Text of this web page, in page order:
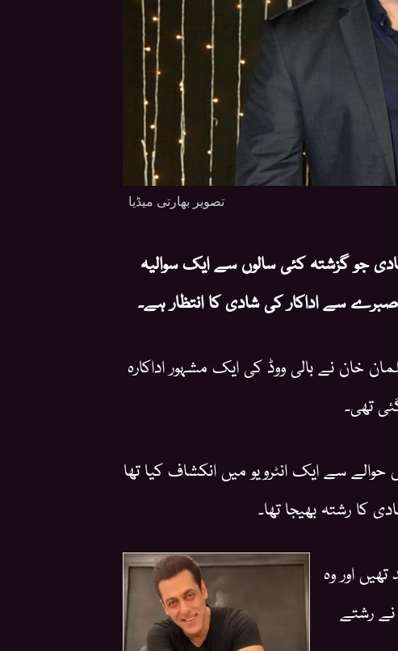
تصویر بھارتی میڈیا
جو گزشتہ کئی سالوں سے ایک سوالیہ
سے اداکار کی شادی کا انتظار ہے۔
خان نے بالی ووڈ کی ایک مشہور اداکارہ
تھی۔
سے ایک انٹرویو میں انکشاف کیا تھا
کا رشتہ بھیجا تھا۔
اور وہ
رشتے